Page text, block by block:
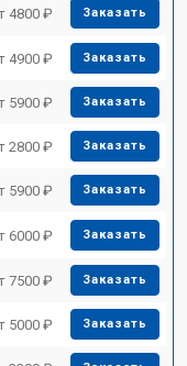
4800 ₽ Заказать
4900 ₽ Заказать
5900 ₽ Заказать
2800 ₽ Заказать
5900 ₽ Заказать
6000 ₽ Заказать
7500 ₽ Заказать
5000 ₽ Заказать